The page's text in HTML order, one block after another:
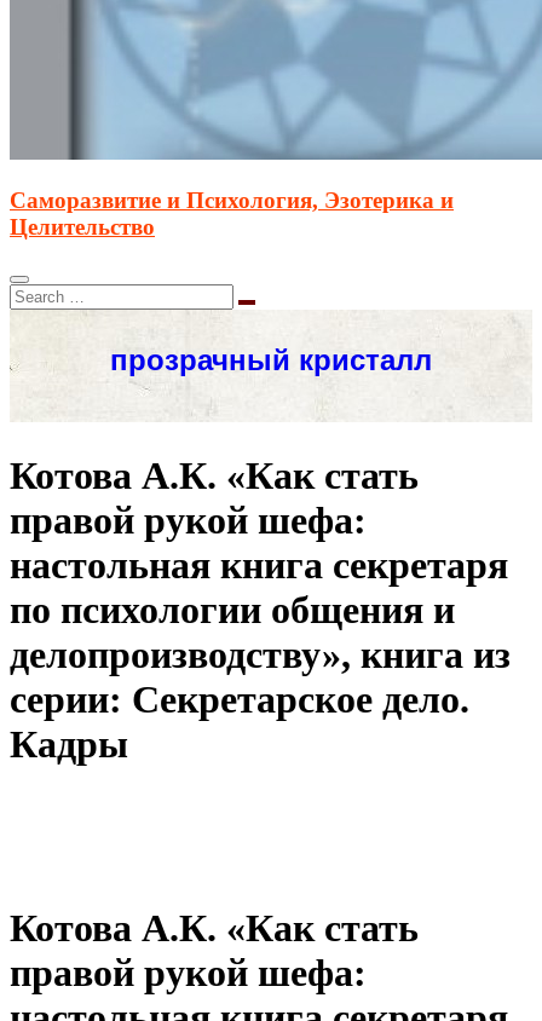
Саморазвитие и Психология, Эзотерика и
Целительство
Котова А.К. «Как стать
правой рукой шефа:
настольная книга секретаря
по психологии общения и
делопроизводству», книга из
серии: Секретарское дело.
Кадры
Котова А.К. «Как стать
правой рукой шефа: